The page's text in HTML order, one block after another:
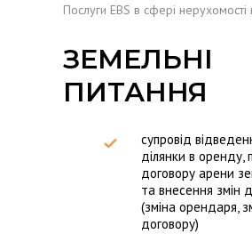
Послуги EBS в сфері нерухомості
ЗЕМЕЛЬНІ
ПИТАННЯ
супровід
ділянки в оренду,
договору арени
та внесення змін
(зміна орендаря,
договору)